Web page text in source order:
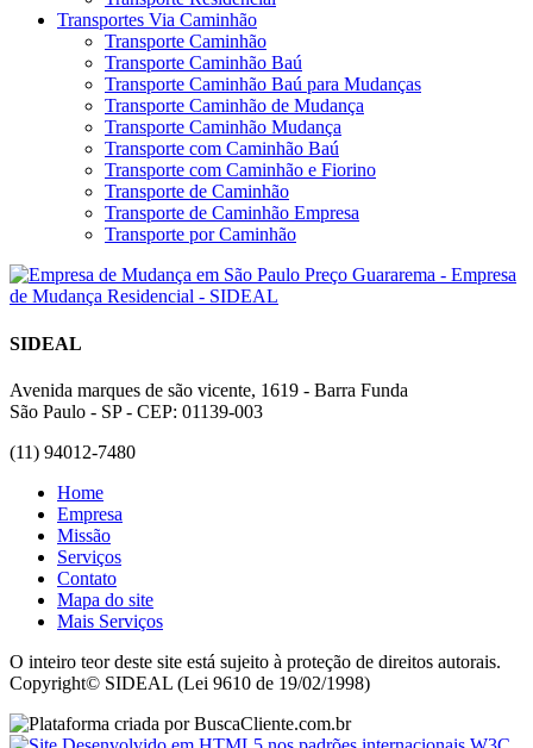
Transportes Via Caminhão
Transporte Caminhão
Transporte Caminhão Baú
Transporte Caminhão Baú para Mudanças
Transporte Caminhão de Mudança
Transporte Caminhão Mudança
Transporte com Caminhão Baú
Transporte com Caminhão e Fiorino
Transporte de Caminhão
Transporte de Caminhão Empresa
Transporte por Caminhão
SIDEAL
Avenida marques de são vicente, 1619 - Barra Funda
São Paulo - SP - CEP: 01139-003
(11) 94012-7480
Home
Empresa
Missão
Serviços
Contato
Mapa do site
Mais Serviços
O inteiro teor deste site está sujeito à proteção de direitos autorais.
Copyright© SIDEAL (Lei 9610 de 19/02/1998)